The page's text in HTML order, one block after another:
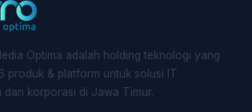
Optima adalah holding teknologi yang
produk & platform untuk solusi IT
dan korporasi di Jawa Timur.